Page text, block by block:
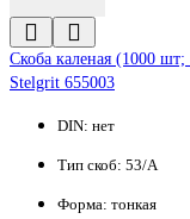
Cкоба каленая (1000
Stelgrit 655003
DIN: нет
Тип скоб: 53/A
Форма: тонкая